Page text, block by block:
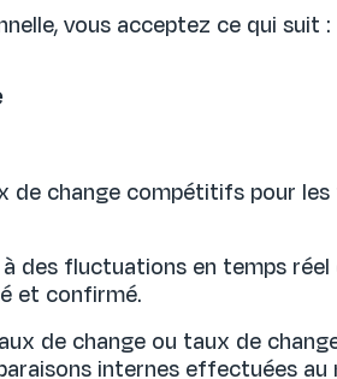
vous acceptez ce qui suit :
de change compétitifs pour
des fluctuations en temps
et confirmé.
de change ou taux de
internes effectuées au